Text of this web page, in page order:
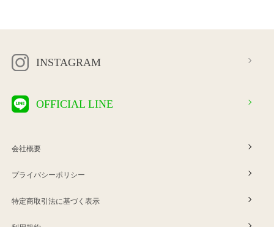
INSTAGRAM
OFFICIAL LINE
会社概要
プライバシーポリシー
特定商取引法に基づく表示